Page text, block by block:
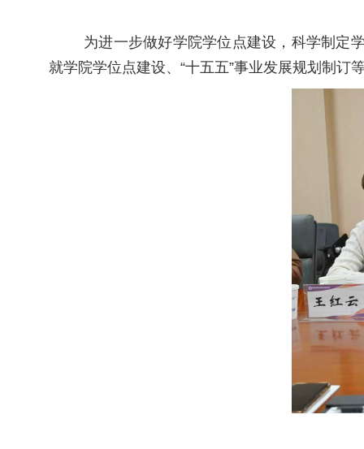
为进一步做好学院学位点建设，科学制定
就学院学位点建设、“十五五”事业发展规划制